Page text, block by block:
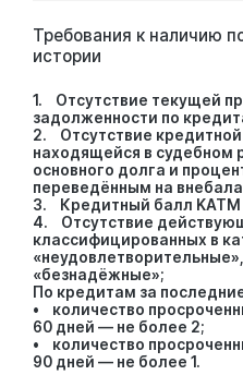
Требования к наличию
истории
1. Отсутствие текущей
задолженности по
2. Отсутствие кредитной
находящейся в судебном
основного долга и
переведённым на
3. Кредитный балл KATM
4. Отсутствие
классифицированных в
«безнадёжные»;
По кредитам за
• количество
60 дней — не более 2;
• количество
90 дней — не более 1.